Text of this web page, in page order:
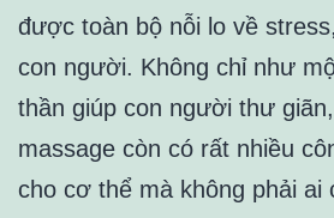
được toàn bộ nỗi lo về
con người. Không chỉ như
thần giúp con người thư
massage còn có rất nhiều
cho cơ thể mà không phải ai